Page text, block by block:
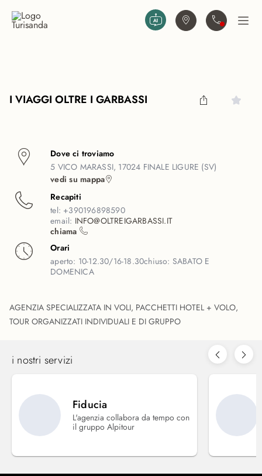
Trova agenziaContattaciApri
I VIAGGI OLTRE I GARBASSI
Dove ci troviamo
5 VICO MARASSI, 17024 FINALE LIGURE (SV)
vedi su mappa
Recapiti
tel: +390196898590
email: INFO@OLTREIGARBASSI.IT
chiama
Orari
aperto: 10-12.30/16-18.30chiuso: SABATO E
DOMENICA
AGENZIA SPECIALIZZATA IN VOLI, PACCHETTI HOTEL + VOLO,
TOUR ORGANIZZATI INDIVIDUALI E DI GRUPPO
i nostri servizi
Fiducia
L'agenzia collabora da tempo con
il gruppo Alpitour